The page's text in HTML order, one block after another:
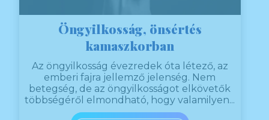
Öngyilkosság, önsértés
kamaszkorban
Az öngyilkosság évezredek óta létező, az
emberi fajra jellemző jelenség. Nem
betegség, de az öngyilkosságot elkövetők
többségéről elmondható, hogy valamilyen...